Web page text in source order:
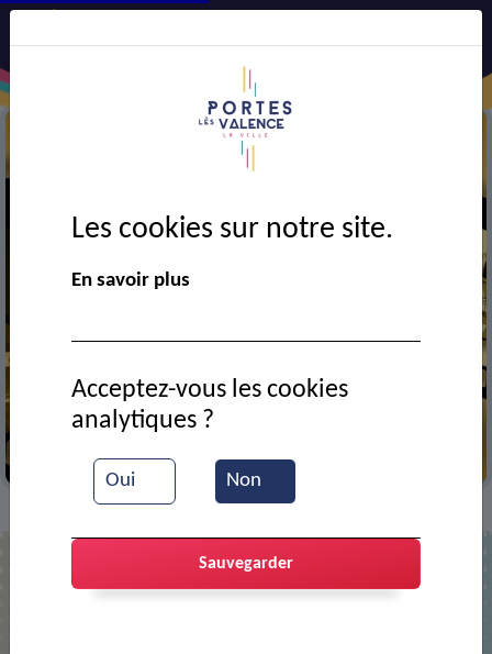
Cinéma
Les cookies sur notre site.
En savoir plus
Oui Non
Acceptez-vous les cookies
analytiques ?
Sauvegarder